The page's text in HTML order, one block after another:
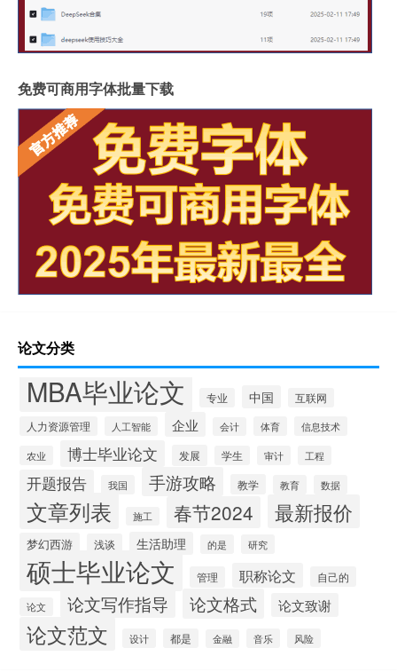
免费可商用字体批量下载
论文分类
MBA毕业论文 专业 中国
互联网
人力资源管理
人工智能 企业 会计 体育 信息技术
农业 博士毕业论文 发展 学生 审计 工程
开题报告 我国 手游攻略 教学 教育 数据
文章列表 施工 春节2024 最新报价
梦幻西游 浅谈 生活助理 的是 研究
硕士毕业论文 管理 职称论文 自己的
论文 论文写作指导 论文格式 论文致谢
论文范文 设计 都是 金融 音乐 风险